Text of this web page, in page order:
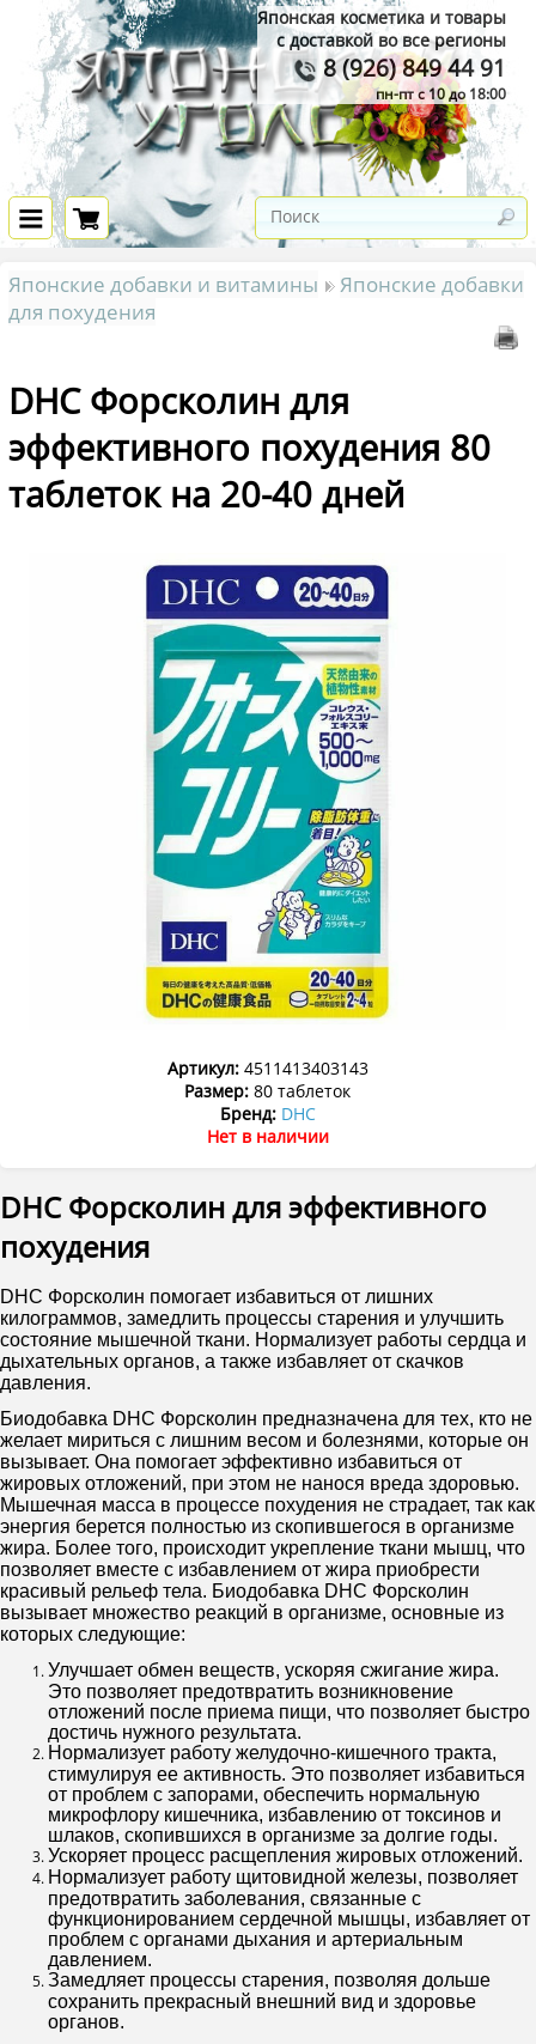
Японская косметика и товары
с доставкой во все регионы
8 (926) 849 44 91
пн-пт с 10 до 18:00
Японские добавки и витамины
Японские добавки
для похудения
DHC Форсколин для
эффективного похудения 80
таблеток на 20-40 дней
Артикул:4511413403143
Размер: 80 таблеток
Бренд: DHC
Нет в наличии
DHC Форсколин для эффективного
похудения
DHC Форсколин помогает избавиться от лишних
килограммов, замедлить процессы старения и улучшить
состояние мышечной ткани. Нормализует работы сердца и
дыхательных органов, а также избавляет от скачков
давления.
Биодобавка DHC Форсколин предназначена для тех, кто не
желает мириться с лишним весом и болезнями, которые он
вызывает. Она помогает эффективно избавиться от
жировых отложений, при этом не нанося вреда здоровью.
Мышечная масса в процессе похудения не страдает, так как
энергия берется полностью из скопившегося в организме
жира. Более того, происходит укрепление ткани мышц, что
позволяет вместе с избавлением от жира приобрести
красивый рельеф тела. Биодобавка DHC Форсколин
вызывает множество реакций в организме, основные из
которых следующие:
Улучшает обмен веществ, ускоряя сжигание жира.
Это позволяет предотвратить возникновение
отложений после приема пищи, что позволяет быстро
достичь нужного результата.
Нормализует работу желудочно-кишечного тракта,
стимулируя ее активность. Это позволяет избавиться
от проблем с запорами, обеспечить нормальную
микрофлору кишечника, избавлению от токсинов и
шлаков, скопившихся в организме за долгие годы.
Ускоряет процесс расщепления жировых отложений.
Нормализует работу щитовидной железы, позволяет
предотвратить заболевания, связанные с
функционированием сердечной мышцы, избавляет от
проблем с органами дыхания и артериальным
давлением.
Замедляет процессы старения, позволяя дольше
сохранить прекрасный внешний вид и здоровье
органов.